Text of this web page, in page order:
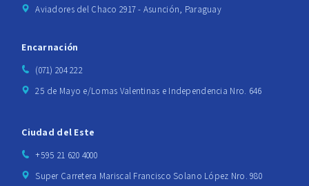
Aviadores del Chaco 2917 - Asunción, Paraguay
Encarnación
(071) 204 222
25 de Mayo e/Lomas Valentinas e Independencia Nro. 646
Ciudad del Este
+595 21 620 4000
Super Carretera Mariscal Francisco Solano López Nro. 980